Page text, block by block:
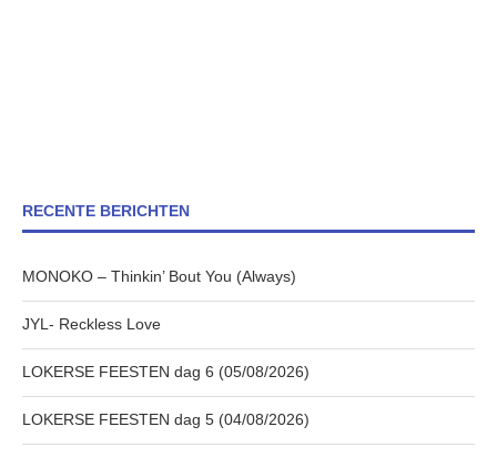
RECENTE BERICHTEN
MONOKO – Thinkin’ Bout You (Always)
JYL- Reckless Love
LOKERSE FEESTEN dag 6 (05/08/2026)
LOKERSE FEESTEN dag 5 (04/08/2026)